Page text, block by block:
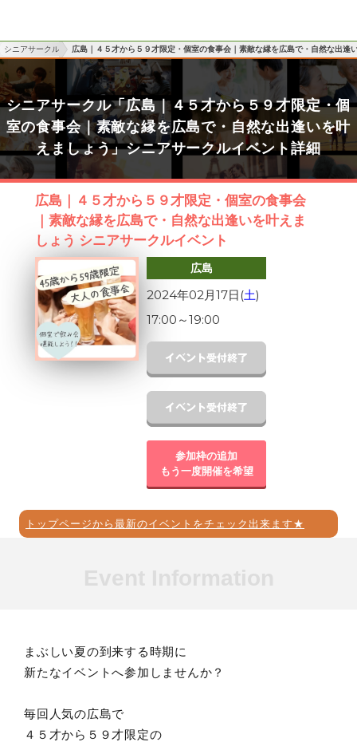
シニアサークル 広島｜４５才から５９才限定・個室の食事会｜素敵な縁を広島で・自然な出逢
シニアサークル「広島｜４５才から５９才限定・個
室の食事会｜素敵な縁を広島で・自然な出逢いを叶
えましょう」シニアサークルイベント詳細
広島｜４５才から５９才限定・個室の食事会
｜素敵な縁を広島で・自然な出逢いを叶えま
しょう シニアサークルイベント
広島
2024年02月17日(土)
17:00 ～19:00
参加枠の追加
もう一度開催を希望
トップページから最新のイベントをチェック出来ます★
まぶしい夏の到来する時期に
新たなイベントへ参加しませんか？
毎回人気の広島で
４５才から５９才限定の